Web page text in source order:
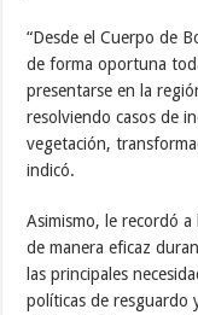
“Desde el Cuerpo de
de forma oportuna
presentarse en la
resolviendo casos de
vegetación,
indicó.
Asimismo, le recordó
de manera eficaz
las principales
políticas de resguardo